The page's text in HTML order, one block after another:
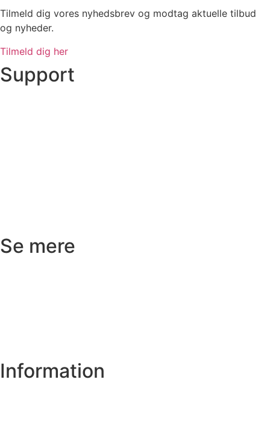
Tilmeld dig vores nyhedsbrev og modtag aktuelle tilbud
og nyheder.
Tilmeld dig her
Support
Se mere
Information